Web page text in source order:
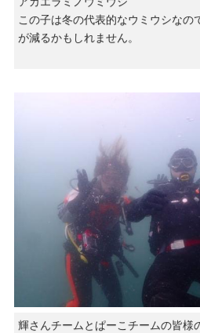
この子は冬の代表的なウミウシなの
が減るかもしれません。
輝さんチームとぱーこチームの皆様